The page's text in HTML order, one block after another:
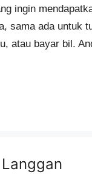
ingin
sama ada untuk
atau bayar bil.